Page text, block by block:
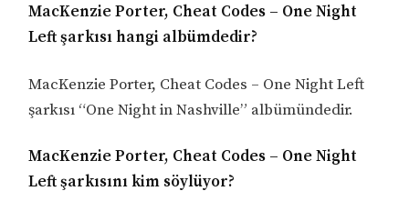
MacKenzie Porter, Cheat Codes – One Night
Left şarkısı hangi albümdedir?
MacKenzie Porter, Cheat Codes – One Night Left
şarkısı “One Night in Nashville” albümündedir.
MacKenzie Porter, Cheat Codes – One Night
Left şarkısını kim söylüyor?